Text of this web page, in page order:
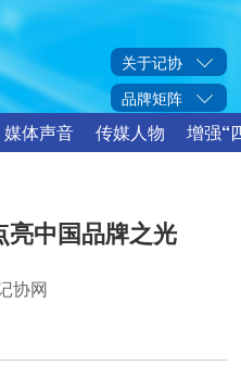
关于记协
品牌矩阵
媒体声音 传媒人物 增强“
亮中国品牌之光
协网